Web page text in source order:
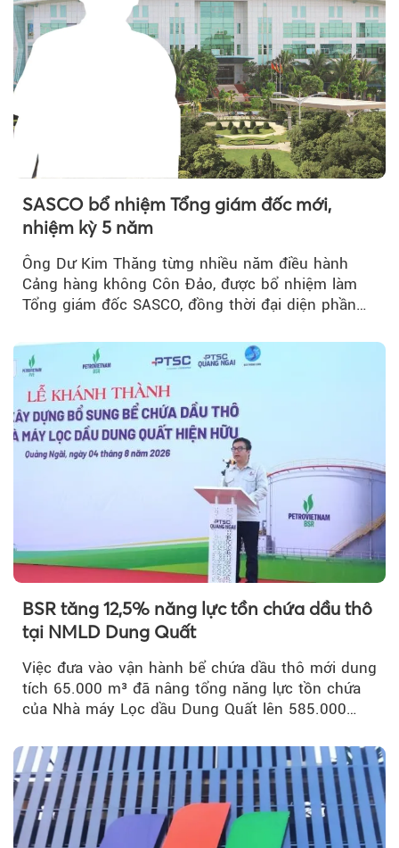
SASCO bổ nhiệm Tổng giám đốc mới,
nhiệm kỳ 5 năm
Ông Dư Kim Thăng từng nhiều năm điều hành
Cảng hàng không Côn Đảo, được bổ nhiệm làm
Tổng giám đốc SASCO, đồng thời đại diện phần
BSR tăng 12,5% năng lực tồn chứa dầu thô
tại NMLD Dung Quất
Việc đưa vào vận hành bể chứa dầu thô mới dung
tích 65.000 m³ đã nâng tổng năng lực tồn chứa
của Nhà máy Lọc dầu Dung Quất lên 585.000